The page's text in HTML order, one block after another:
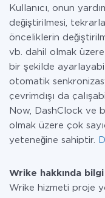
Kullanıcı, onun
değiştirilmesi,
önceliklerin
vb. dahil olmak
bir şekilde
otomatik
çevrimdışı da
Now, DashClock ve
olmak üzere çok
yeteneğine sahiptir.
Wrike hakkında bilgi
Wrike hizmeti proje